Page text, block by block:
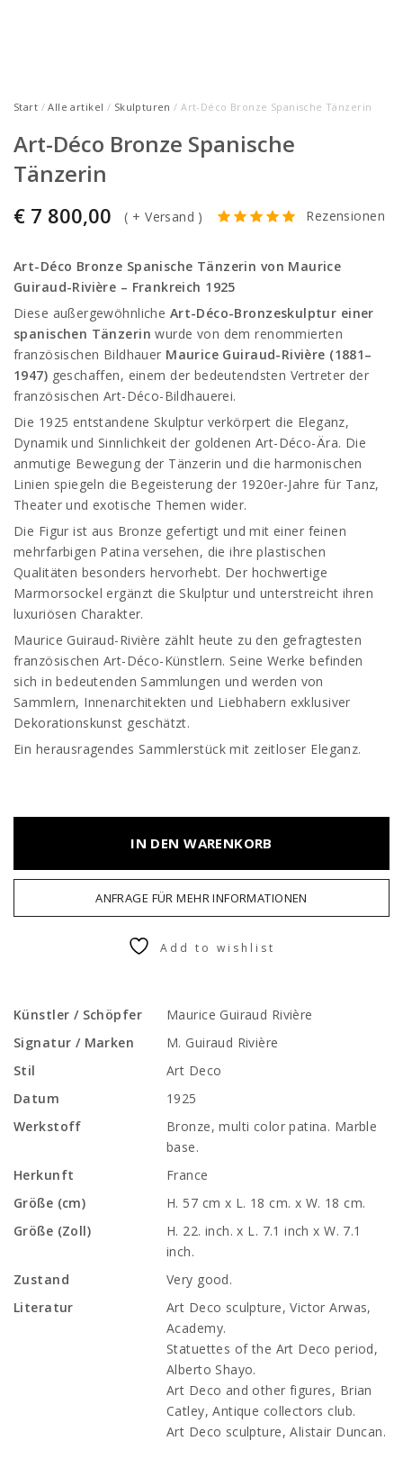
Start /Alle artikel / Skulpturen / Art-Déco Bronze Spanische Tänzerin
Art-Déco Bronze Spanische
Tänzerin
€ 7 800,00 ( + Versand ) Rezensionen
Art-Déco Bronze Spanische Tänzerin von Maurice
Guiraud-Rivière – Frankreich 1925
Diese außergewöhnliche Art-Déco-Bronzeskulptur einer
spanischen Tänzerin wurde von dem renommierten
französischen Bildhauer Maurice Guiraud-Rivière (1881–
1947) geschaffen, einem der bedeutendsten Vertreter der
französischen Art-Déco-Bildhauerei.
Die 1925 entstandene Skulptur verkörpert die Eleganz,
Dynamik und Sinnlichkeit der goldenen Art-Déco-Ära. Die
anmutige Bewegung der Tänzerin und die harmonischen
Linien spiegeln die Begeisterung der 1920er-Jahre für Tanz,
Theater und exotische Themen wider.
Die Figur ist aus Bronze gefertigt und mit einer feinen
mehrfarbigen Patina versehen, die ihre plastischen
Qualitäten besonders hervorhebt. Der hochwertige
Marmorsockel ergänzt die Skulptur und unterstreicht ihren
luxuriösen Charakter.
Maurice Guiraud-Rivière zählt heute zu den gefragtesten
französischen Art-Déco-Künstlern. Seine Werke befinden
sich in bedeutenden Sammlungen und werden von
Sammlern, Innenarchitekten und Liebhabern exklusiver
Dekorationskunst geschätzt.
Ein herausragendes Sammlerstück mit zeitloser Eleganz.
IN DEN WARENKORB
ANFRAGE FÜR MEHR INFORMATIONEN
Add to wishlist
Künstler / Schöpfer
Maurice Guiraud Rivière
Signatur / Marken
M. Guiraud Rivière
Stil
Art Deco
Datum
1925
Werkstoff
Bronze, multi color patina. Marble
base.
Herkunft
France
Größe (cm)
H. 57 cm x L. 18 cm. x W. 18 cm.
Größe (Zoll)
H. 22. inch. x L. 7.1 inch x W. 7.1
inch.
Zustand
Very good.
Literatur
Art Deco sculpture, Victor Arwas,
Academy.
Statuettes of the Art Deco period,
Alberto Shayo.
Art Deco and other figures, Brian
Catley, Antique collectors club.
Art Deco sculpture, Alistair Duncan.